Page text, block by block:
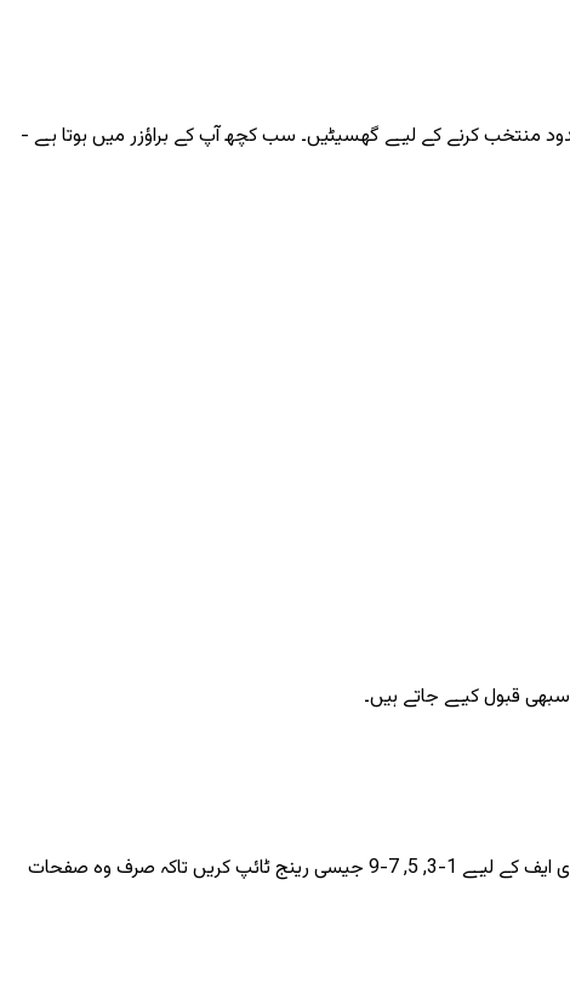
منتخب کرنے کے لیے گھسیٹیں۔ سب کچھ آپ کے براؤزر میں ہوتا ہے -
آؤٹ پٹ کی ترتیب تبدیل کرنے کے لیے کارڈز کو گھسیٹیں۔ کسی بھی آئٹم کو 90° کے مراحل میں گھمائیں، اور متعدد صفحات والے پی ڈی ایف کے لیے 1-3, 5, 7-9 جیسی رینج ٹائپ کریں تاکہ صرف وہ صفحات